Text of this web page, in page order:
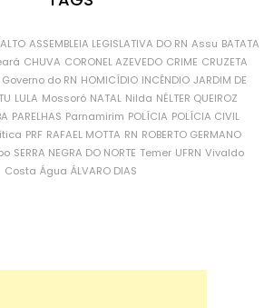
ASSEMBLEIA LEGISLATIVA DO RN Assu BATATA
CHUVA CORONEL AZEVEDO CRIME CRUZETA
Governo do RN HOMICÍDIO INCÊNDIO JARDIM DE
LULA Mossoró NATAL Nilda NÉLTER QUEIROZ
PARELHAS Parnamirim POLÍCIA POLÍCIA CIVIL
PRF RAFAEL MOTTA RN ROBERTO GERMANO
SERRA NEGRA DO NORTE Temer UFRN Vivaldo
Costa Água ÁLVARO DIAS